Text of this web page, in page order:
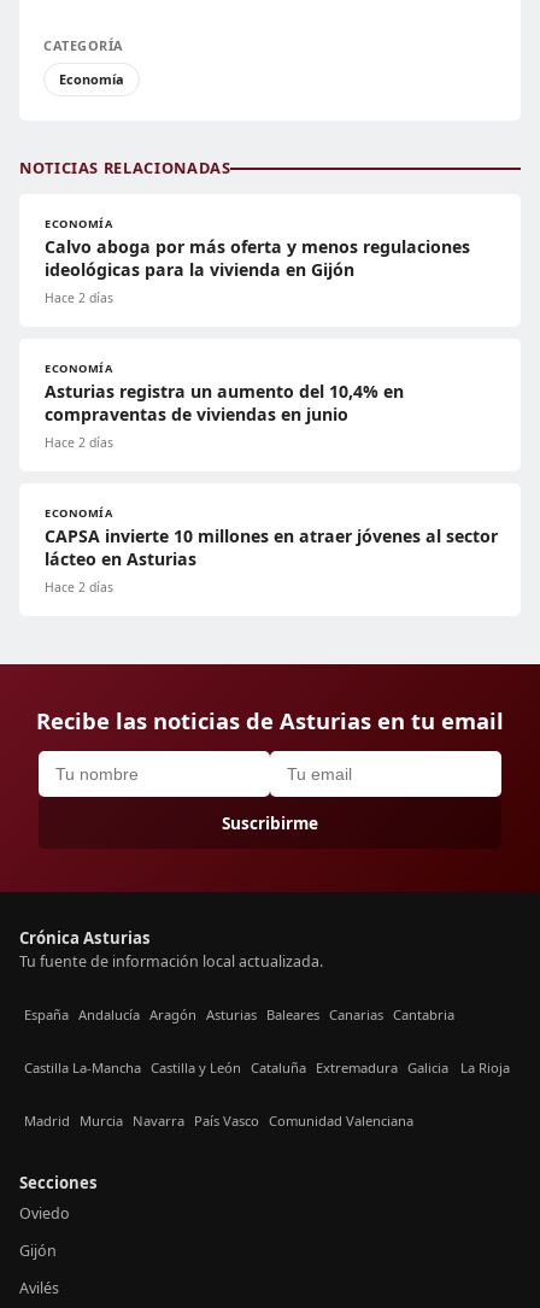
CATEGORÍA
Economía
NOTICIAS RELACIONADAS
ECONOMÍA
Calvo aboga por más oferta y menos regulaciones
ideológicas para la vivienda en Gijón
Hace 2 días
ECONOMÍA
Asturias registra un aumento del 10,4% en
compraventas de viviendas en junio
Hace 2 días
ECONOMÍA
CAPSA invierte 10 millones en atraer jóvenes al sector
lácteo en Asturias
Hace 2 días
Recibe las noticias de Asturias en tu email
Suscribirme
Crónica Asturias
Tu fuente de información local actualizada.
España Andalucía Aragón Asturias Baleares Canarias Cantabria
Castilla La-Mancha Castilla y León Cataluña Extremadura Galicia La Rioja
Madrid Murcia Navarra País Vasco Comunidad Valenciana
Secciones
Oviedo
Gijón
Avilés